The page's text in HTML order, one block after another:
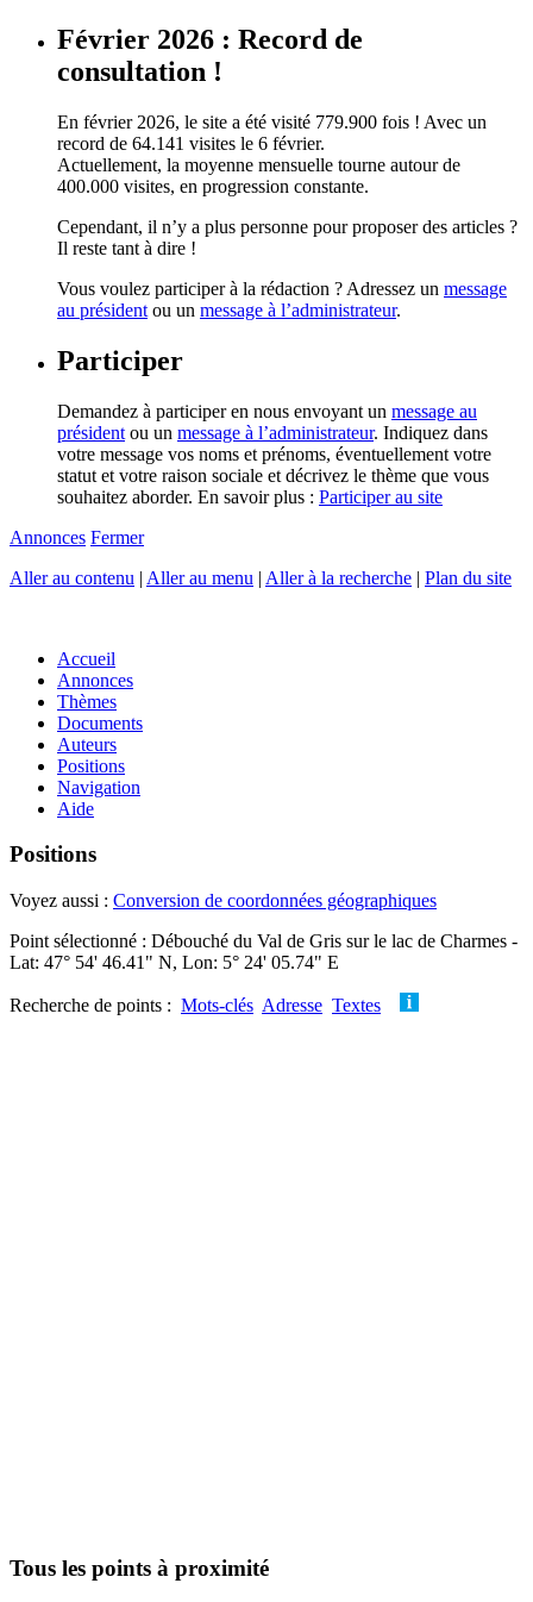
Février 2026 : Record de
consultation !
En février 2026, le site a été visité 779.900 fois ! Avec un
record de 64.141 visites le 6 février.
Actuellement, la moyenne mensuelle tourne autour de
400.000 visites, en progression constante.
Cependant, il n’y a plus personne pour proposer des articles ?
Il reste tant à dire !
Vous voulez participer à la rédaction ? Adressez un message
au président ou un message à l’administrateur.
Participer
Demandez à participer en nous envoyant un message au
président ou un message à l’administrateur. Indiquez dans
votre message vos noms et prénoms, éventuellement votre
statut et votre raison sociale et décrivez le thème que vous
souhaitez aborder. En savoir plus : Participer au site
Annonces Fermer
Aller au contenu | Aller au menu | Aller à la recherche | Plan du site
Accueil
Annonces
Thèmes
Documents
Auteurs
Positions
Navigation
Aide
Positions
Voyez aussi : Conversion de coordonnées géographiques
Point sélectionné : Débouché du Val de Gris sur le lac de Charmes -
Lat: 47° 54' 46.41" N, Lon: 5° 24' 05.74" E
Recherche de points : Mots-clés Adresse Textes
Tous les points à proximité